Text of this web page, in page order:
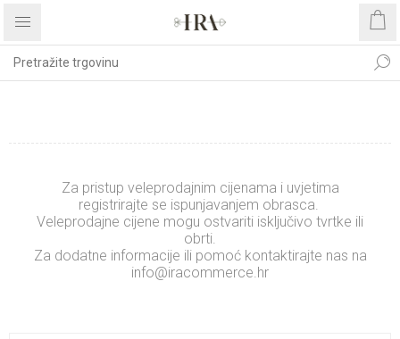
Za pristup veleprodajnim cijenama i uvjetima
registrirajte se ispunjavanjem obrasca.
Veleprodajne cijene mogu ostvariti isključivo tvrtke ili
obrti.
Za dodatne informacije ili pomoć kontaktirajte nas na
info@iracommerce.hr